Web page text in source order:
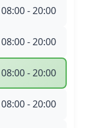
08:00 - 20:00
08:00 - 20:00
08:00 - 20:00
08:00 - 20:00